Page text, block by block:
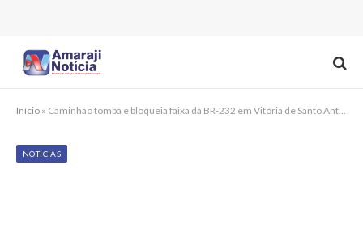
Início » Caminhão tomba e bloqueia faixa da BR-232 em Vitória de Santo Antão
NOTÍCIAS